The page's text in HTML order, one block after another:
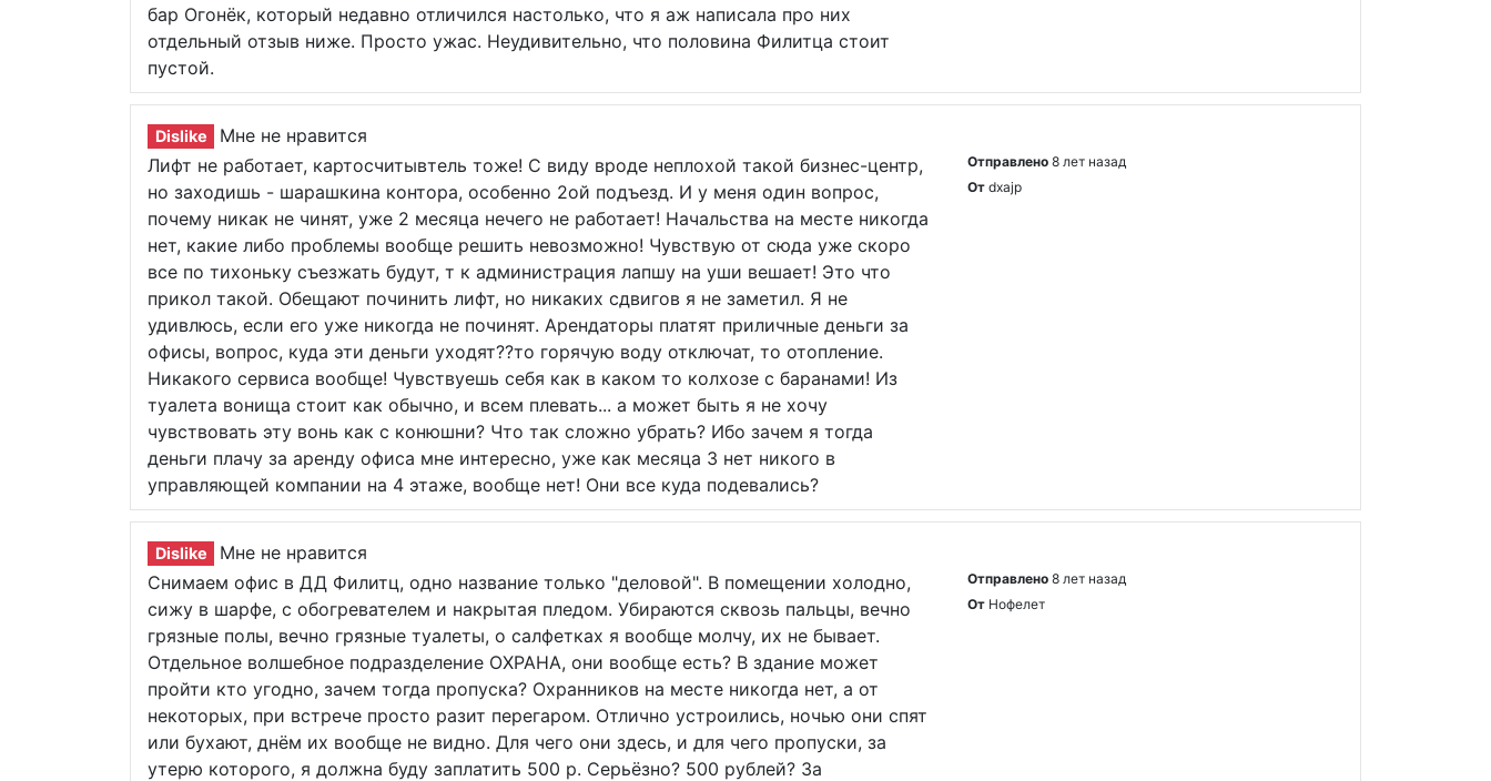
бар Огонёк, который недавно отличился настолько, что я аж написала про них
отдельный отзыв ниже. Просто ужас. Неудивительно, что половина Филитца стоит
пустой.
Dislike
Мне не нравится
Лифт не работает, картосчитывтель тоже! С виду вроде неплохой такой бизнес-центр,
но заходишь - шарашкина контора, особенно 2ой подъезд. И у меня один вопрос,
почему никак не чинят, уже 2 месяца нечего не работает! Начальства на месте никогда
нет, какие либо проблемы вообще решить невозможно! Чувствую от сюда уже скоро
все по тихоньку съезжать будут, т к администрация лапшу на уши вешает! Это что
прикол такой. Обещают починить лифт, но никаких сдвигов я не заметил. Я не
удивлюсь, если его уже никогда не починят. Арендаторы платят приличные деньги за
офисы, вопрос, куда эти деньги уходят??то горячую воду отключат, то отопление.
Никакого сервиса вообще! Чувствуешь себя как в каком то колхозе с баранами! Из
туалета вонища стоит как обычно, и всем плевать... а может быть я не хочу
чувствовать эту вонь как с конюшни? Что так сложно убрать? Ибо зачем я тогда
деньги плачу за аренду офиса мне интересно, уже как месяца 3 нет никого в
управляющей компании на 4 этаже, вообще нет! Они все куда подевались?
Отправлено 8 лет назад
От dxajp
Dislike
Мне не нравится
Снимаем офис в ДД Филитц, одно название только "деловой". В помещении холодно,
сижу в шарфе, с обогревателем и накрытая пледом. Убираются сквозь пальцы, вечно
грязные полы, вечно грязные туалеты, о салфетках я вообще молчу, их не бывает.
Отдельное волшебное подразделение ОХРАНА, они вообще есть? В здание может
пройти кто угодно, зачем тогда пропуска? Охранников на месте никогда нет, а от
некоторых, при встрече просто разит перегаром. Отлично устроились, ночью они спят
или бухают, днём их вообще не видно. Для чего они здесь, и для чего пропуски, за
утерю которого, я должна буду заплатить 500 р. Серьёзно? 500 рублей? За
Отправлено 8 лет назад
От Нофелет